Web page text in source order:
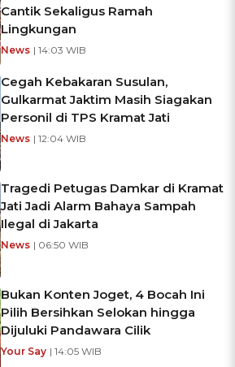
Cantik Sekaligus Ramah
Lingkungan
News | 14:03 WIB
Cegah Kebakaran Susulan,
Gulkarmat Jaktim Masih Siagakan
Personil di TPS Kramat Jati
News | 12:04 WIB
Tragedi Petugas Damkar di Kramat
Jati Jadi Alarm Bahaya Sampah
Ilegal di Jakarta
News | 06:50 WIB
Bukan Konten Joget, 4 Bocah Ini
Pilih Bersihkan Selokan hingga
Dijuluki Pandawara Cilik
Your Say | 14:05 WIB